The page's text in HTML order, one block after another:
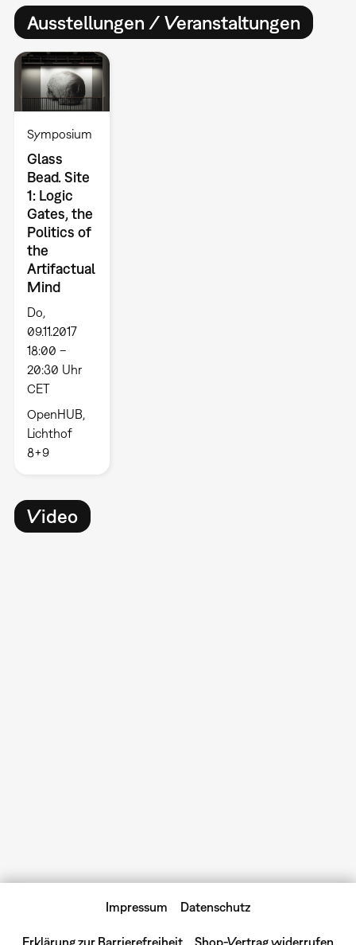
Ausstellungen / Veranstaltungen
Symposium
Glass
Bead. Site
1: Logic
Gates, the
Politics of
the
Artifactual
Mind
Do,
09.11.2017
18:00 –
20:30 Uhr
CET
OpenHUB,
Lichthof
8+9
Video
Impressum Datenschutz
Erklärung zur Barrierefreiheit Shop-Vertrag widerrufen